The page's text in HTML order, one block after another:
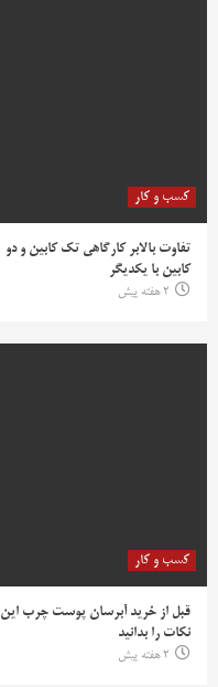
کسب و کار
تفاوت بالابر کارگاهی تک کابین و دو
کابین با یکدیگر
2 هفته پیش
کسب و کار
قبل از خرید آبرسان پوست چرب این
نکات را بدانید
2 هفته پیش